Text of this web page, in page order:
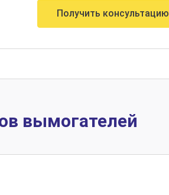
Получить консультацию
вымогателей